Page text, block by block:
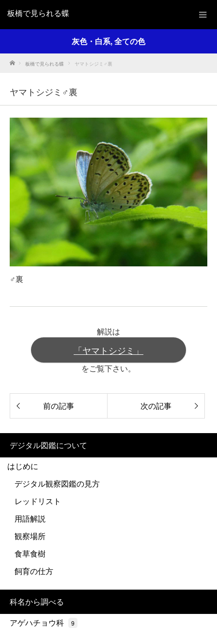
板橋で見られる蝶
灰色・白系,全ての色
Home 板橋で見られる蝶 ヤマトシジミ♂裏
ヤマトシジミ♂裏
♂裏
解説は
「ヤマトシジミ」
をご覧下さい。
前の記事 次の記事
デジタル図鑑について
はじめに
デジタル観察図鑑の見方
レッドリスト
用語解説
観察場所
食草食樹
飼育の仕方
科名から調べる
アゲハチョウ科
9